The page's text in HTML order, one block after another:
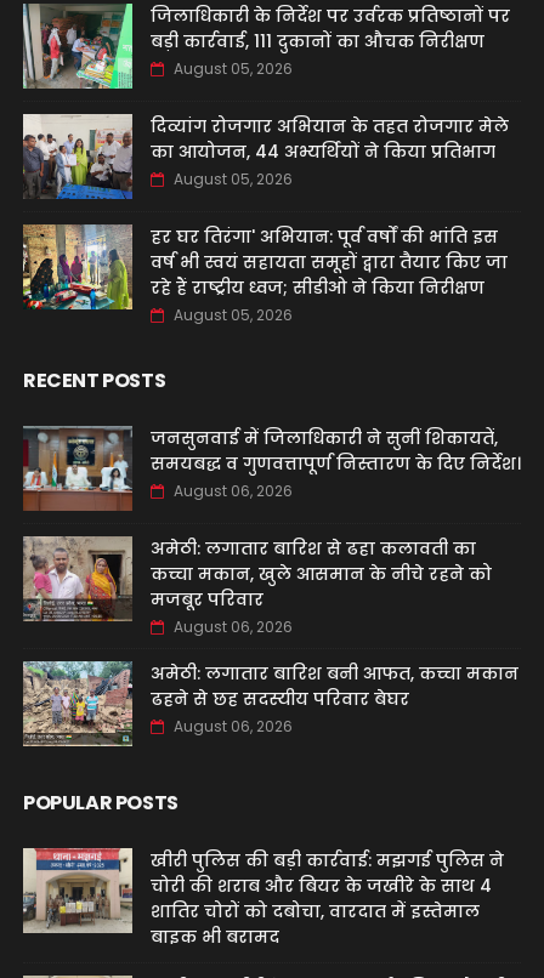
जिलाधिकारी के निर्देश पर उर्वरक प्रतिष्ठानों पर
बड़ी कार्रवाई, 111 दुकानों का औचक निरीक्षण
August 05, 2026
दिव्यांग रोजगार अभियान के तहत रोजगार मेले
का आयोजन, 44 अभ्यर्थियों ने किया प्रतिभाग
August 05, 2026
हर घर तिरंगा' अभियान: पूर्व वर्षों की भांति इस
वर्ष भी स्वयं सहायता समूहों द्वारा तैयार किए जा
रहे हैं राष्ट्रीय ध्वज; सीडीओ ने किया निरीक्षण
August 05, 2026
RECENT POSTS
जनसुनवाई में जिलाधिकारी ने सुनीं शिकायतें,
समयबद्ध व गुणवत्तापूर्ण निस्तारण के दिए निर्देश।
August 06, 2026
अमेठी: लगातार बारिश से ढहा कलावती का
कच्चा मकान, खुले आसमान के नीचे रहने को
मजबूर परिवार
August 06, 2026
अमेठी: लगातार बारिश बनी आफत, कच्चा मकान
ढहने से छह सदस्यीय परिवार बेघर
August 06, 2026
POPULAR POSTS
खीरी पुलिस की बड़ी कार्रवाई: मझगई पुलिस ने
चोरी की शराब और बियर के जखीरे के साथ 4
शातिर चोरों को दबोचा, वारदात में इस्तेमाल
बाइक भी बरामद